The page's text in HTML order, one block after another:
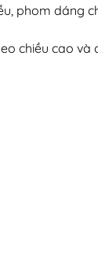
phom dáng
chiều cao